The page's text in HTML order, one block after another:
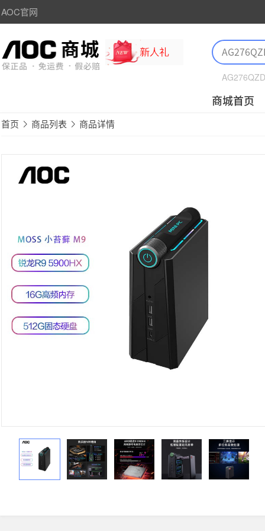
AOC官网
AG276QZD
商城首页
首页 商品列表 商品详情